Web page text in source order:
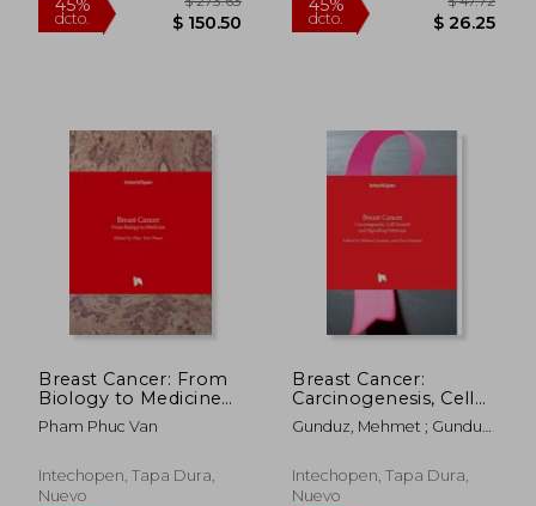
45%
dcto.
Breast Cancer: From
Biology to Medicine
(en Inglés)
Pham Phuc Van
Intechopen, Tapa Dura,
Nuevo
Breast Cancer:
Carcinogenesis, Cell
Growth and
Signalling Pathways
Gunduz, Mehmet ; Gunduz,
Intechopen, Tapa Dura,
Nuevo